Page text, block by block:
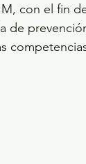
con el fin
de